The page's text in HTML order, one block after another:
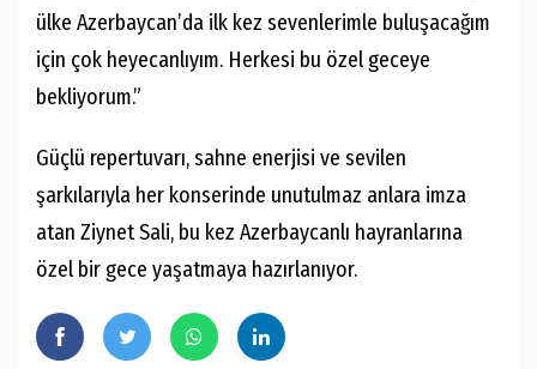
ülke Azerbaycan’da ilk kez sevenlerimle buluşacağım
için çok heyecanlıyım. Herkesi bu özel geceye
bekliyorum.”
Güçlü repertuvarı, sahne enerjisi ve sevilen
şarkılarıyla her konserinde unutulmaz anlara imza
atan Ziynet Sali, bu kez Azerbaycanlı hayranlarına
özel bir gece yaşatmaya hazırlanıyor.